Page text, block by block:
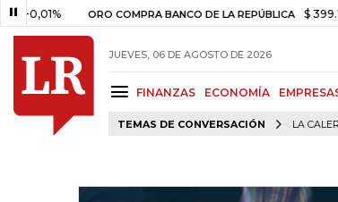
ORO COMPRA BANCO DE LA REPÚBLICA $ 399.745,16
JUEVES, 06 DE AGOSTO DE 2026
FINANZAS ECONOMÍA
TEMAS DE CONVERSACIÓN LA